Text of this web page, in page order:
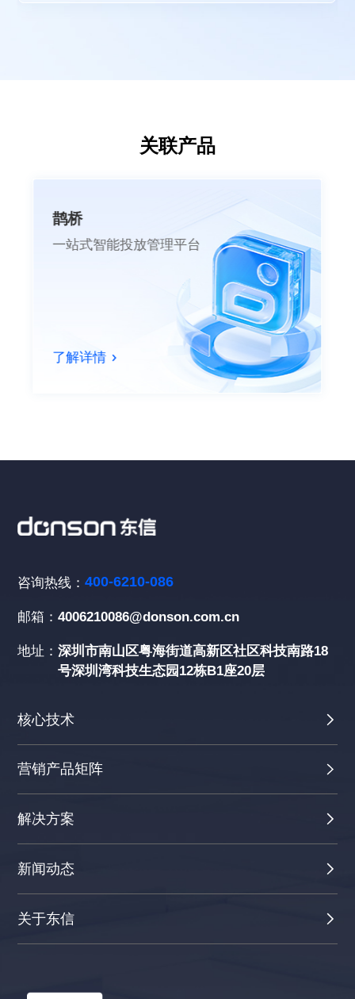
关联产品
鹊桥
一站式智能投放管理平台
了解详情
咨询热线：400-6210-086
邮箱：4006210086@donson.com.cn
地址：深圳市南山区粤海街道高新区社区科技南路18
号深圳湾科技生态园12栋B1座20层
核心技术
营销产品矩阵
解决方案
新闻动态
关于东信